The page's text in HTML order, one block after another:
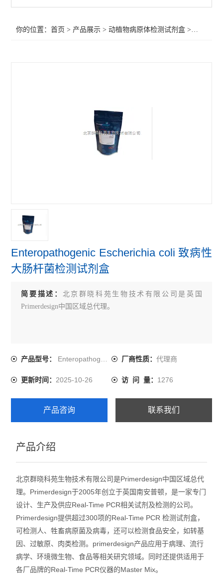
primerdesign羊病原体检测试剂盒
primerdesign牛病原体检测试剂盒
你的位置：首页 > 产品展示 >动植物病原体检测试剂盒 >
Enteropathogenic Escherichia coli 致病性
大肠杆菌检测试剂盒
简要描述： 北京群晓科苑生物技术有限公司是英国
Primerdesign中国区域总代理。
产品型号： Enteropathogenic Escherichia coli 厂商性质： 代理商
更新时间：2025-10-26 访 问 量： 1276
产品咨询 联系我们
产品介绍
北京群晓科苑生物技术有限公司是Primerdesign中国区域总代
理。Primerdesign于2005年创立于英国南安普顿，是一家专门
设计、生产及供应Real-Time PCR相关试剂及检测的公司。
Primerdesign提供超过300项的Real-Time PCR 检测试剂盒，
可检测人、牲畜病原菌及病毒，还可以检测食品安全，如转基
因、过敏原、肉类检测。primerdesign产品应用于病理、流行
病学、环境微生物、食品等相关研究领域。同时还提供适用于
各厂品牌的Real-Time PCR仪器的Master Mix。